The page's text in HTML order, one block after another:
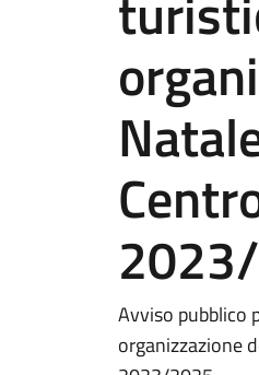
Avviso pubblico
organizzazione